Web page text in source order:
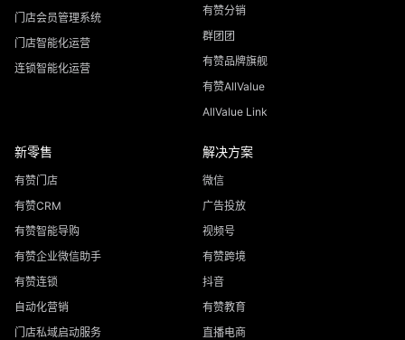
门店会员管理系统
门店智能化运营
连锁智能化运营
有赞分销
群团团
有赞品牌旗舰
有赞AllValue
AllValue Link
新零售
有赞门店
有赞CRM
有赞智能导购
有赞企业微信助手
有赞连锁
自动化营销
门店私域启动服务
解决方案
微信
广告投放
视频号
有赞跨境
抖音
有赞教育
直播电商